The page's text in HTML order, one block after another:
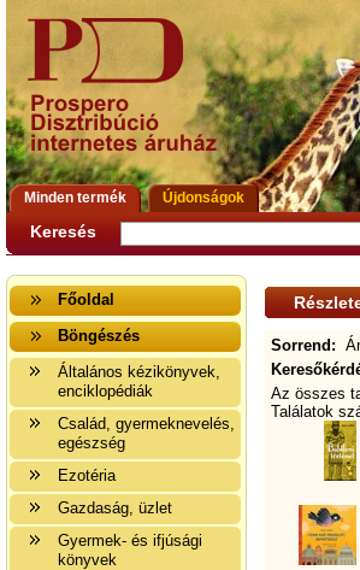
Minden termék Újdonságok
Keresés
Főoldal
Böngészés
Általános kézikönyvek,
enciklopédiák
Család, gyermeknevelés,
egészség
Ezotéria
Gazdaság, üzlet
Gyermek- és ifjúsági
könyvek
Sorrend:
Az összes
Találatok